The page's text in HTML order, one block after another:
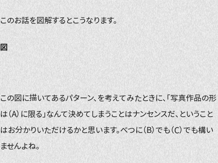
このお話を図解するとこうなります。
図
この図に描いてあるパターン、を考えてみたときに、「写真作品の形
は（A）に限る」なんて決めてしまうことはナンセンスだ、ということ
はお分かりいただけるかと思います。べつに（B）でも（C）でも構い
ませんよね。